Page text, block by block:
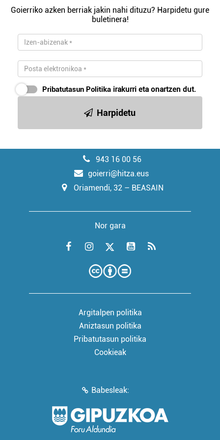
Goierriko azken berriak jakin nahi dituzu? Harpidetu gure
buletinera!
Pribatutasun Politika irakurri eta onartzen dut.
Harpidetu
943 16 00 56
goierri@hitza.eus
Oriamendi, 32 – BEASAIN
Nor gara
Argitalpen politika
Aniztasun politika
Pribatutasun politika
Cookieak
Babesleak: